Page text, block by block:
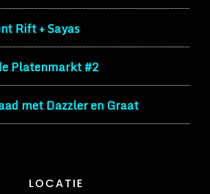
Rift + Sayas
Platenmarkt #2
met Dazzler en Graat
LOCATIE